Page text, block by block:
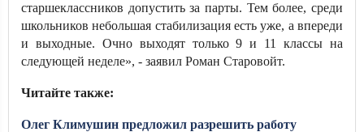
старшеклассников допустить за парты. Тем более, среди
школьников небольшая стабилизация есть уже, а впереди
и выходные. Очно выходят только 9 и 11 классы на
следующей неделе», - заявил Роман Старовойт.
Читайте также:
Олег Климушин предложил разрешить работу